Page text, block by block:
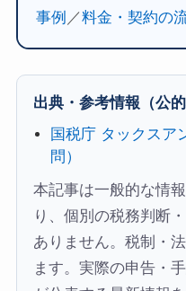
事例 ／料金・契約の
出典・参考情報（公的
国税庁 タックスア
問）
本記事は一般的な情
り、個別の税務判断
ありません。税制・
ます。実際の申告・